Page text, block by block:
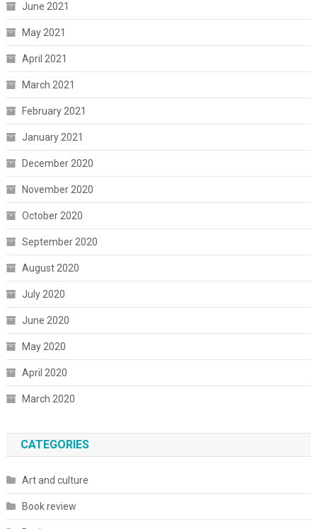
June 2021
May 2021
April 2021
March 2021
February 2021
January 2021
December 2020
November 2020
October 2020
September 2020
August 2020
July 2020
June 2020
May 2020
April 2020
March 2020
CATEGORIES
Art and culture
Book review